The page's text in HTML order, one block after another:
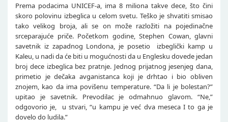
Prema podacima UNICEF-a, ima 8 miliona takve dece, što čini
skoro polovinu izbeglica u celom svetu. Teško je shvatiti smisao
tako velikog broja, ali se on može razložiti na pojedinačne
srceparajuće priče. Početkom godine, Stephen Cowan, glavni
savetnik iz zapadnog Londona, je posetio izbeglički kamp u
Kaleu, u nadi da će biti u mogućnosti da u Englesku dovede jedan
broj dece izbeglica bez pratnje. Jednog prijatnog jesenjeg dana,
primetio je dečaka avganistanca koji je drhtao i bio obliven
znojem, kao da ima povišenu temperature. “Da li je bolestan?”
upitao je savetnik. Prevodilac je odmahnuo glavom. “Ne,”
odgovorio je, u stvari, “u kampu je već dva meseca I to ga je
dovelo do ludila.”